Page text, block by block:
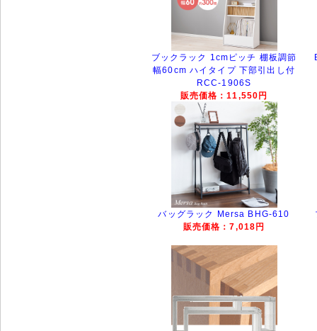
ブックラック 1cmピッチ 棚板調節
幅60cm ハイタイプ 下部引出し付
RCC-1906S
販売価格：11,550円
バッグラック Mersa BHG-610
販売価格：7,018円